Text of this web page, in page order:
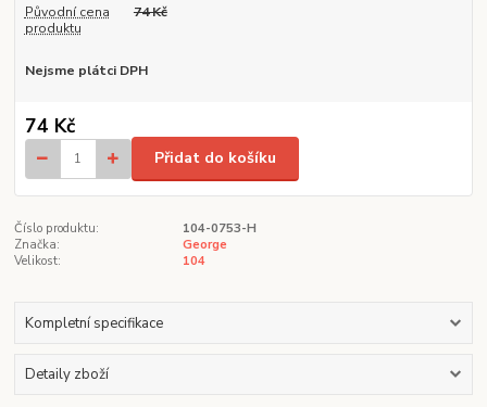
Původní cena
produktu
74 Kč
Nejsme plátci DPH
74 Kč
Přidat do košíku
Číslo produktu:
104-0753-H
Značka:
George
Velikost:
104
Kompletní specifikace
Detaily zboží